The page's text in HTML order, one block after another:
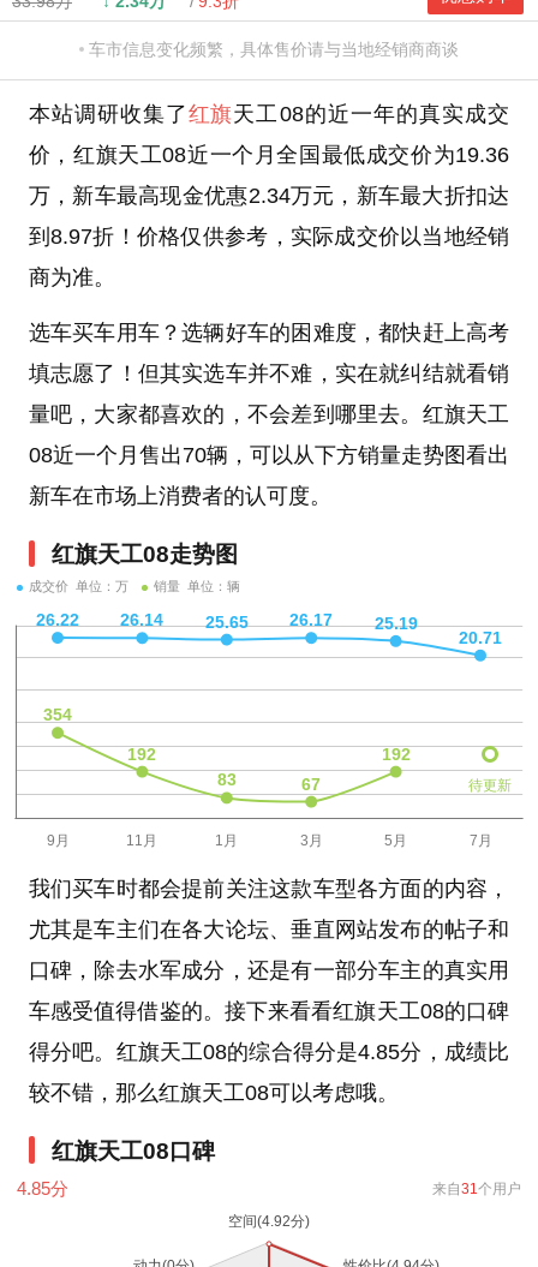
车市信息变化频繁，具体售价请与当地经销商商谈
本站调研收集了红旗天工08的近一年的真实成交
价，红旗天工08近一个月全国最低成交价为19.36
万，新车最高现金优惠2.34万元，新车最大折扣达
到8.97折！价格仅供参考，实际成交价以当地经销
商为准。
选车买车用车？选辆好车的困难度，都快赶上高考
填志愿了！但其实选车并不难，实在就纠结就看销
量吧，大家都喜欢的，不会差到哪里去。红旗天工
08近一个月售出70辆，可以从下方销量走势图看出
新车在市场上消费者的认可度。
红旗天工08走势图
成交价 单位：万 销量 单位：辆
待更新
我们买车时都会提前关注这款车型各方面的内容，
尤其是车主们在各大论坛、垂直网站发布的帖子和
口碑，除去水军成分，还是有一部分车主的真实用
车感受值得借鉴的。接下来看看红旗天工08的口碑
得分吧。红旗天工08的综合得分是4.85分，成绩比
较不错，那么红旗天工08可以考虑哦。
红旗天工08口碑
4.85分 来自31个用户